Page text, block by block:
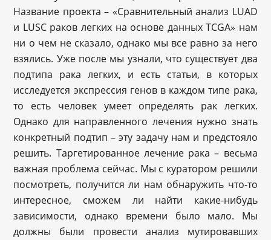
Название проекта – «Сравнительный анализ LUAD
и LUSC раков легких на основе данных TCGA» нам
ни о чем не сказало, однако мы все равно за него
взялись. Уже после мы узнали, что существует два
подтипа рака легких, и есть статьи, в которых
исследуется экспрессия генов в каждом типе рака,
то есть человек умеет определять рак легких.
Однако для направленного лечения нужно знать
конкретный подтип – эту задачу нам и предстояло
решить. Таргетированное лечение рака – весьма
важная проблема сейчас. Мы с куратором решили
посмотреть, получится ли нам обнаружить что-то
интересное, сможем ли найти какие-нибудь
зависимости, однако времени было мало. Мы
должны были провести анализ мутировавших